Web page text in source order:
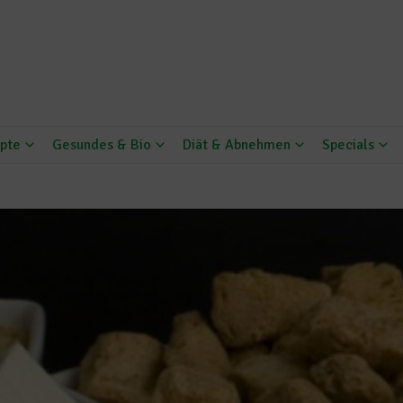
Gesundes & Bio Diät & Abnehmen Specials